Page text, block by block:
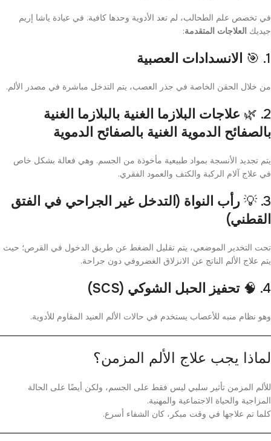
في تخصص علم الطحالب، لم تعد الأدوية وحدها كافية. في عيادة ياشا إريم
جيديك العلاجات المتقدمة:
1. 🎯 الانسدادات العصبية
من خلال الحقن الخاصة في جذر العصب، يتم التدخل مباشرة في مصدر الألم.
2. 🌿
علاجات البلازما الغنية بالبلازما الغنية
بالصفائح الدموية الغنية بالصفائح الدموية
يتم تجديد الأنسجة بمواد طبيعية مأخوذة من الجسم. وهي فعالة بشكل خاص
في علاج آلام الركبة والكتف والعمود الفقري.
3. 💡
رأب النواة (التدخل غير الجراحي في الفتق
القطني)
تحت التخدير الموضعي، يتم تقليل الضغط عن طريق الدخول في القرص؛ حيث
يتم علاج الألم الناتج عن الانزلاق الغضروفي دون جراحة.
4. 🧠 تحفيز الحبل الشوكي (SCS)
وهو نظام منبه للأعصاب يستخدم في حالات الألم العنيد المقاوم للأدوية.
لماذا يجب علاج الألم المزمن؟
للألم المزمن تأثير سلبي ليس فقط على الجسم، ولكن أيضًا على الحالة
المزاجية والحياة الاجتماعية والمهنية.
كلما تم علاجها في وقت مبكر، كان الشفاء أسرع.